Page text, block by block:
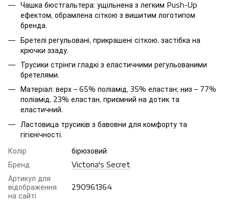
Чашка бюстгальтера: ущільнена з легким Push-Up
ефектом, обрамлена сіткою з вишитим логотипом
бренда.
Бретелі регульовані, прикрашені сіткою, застібка на
крючки ззаду.
Трусики стрінги гладкі з еластичними регульованими
бретелями.
Матеріал: верх – 65% поліамід, 35% еластан; низ – 77%
поліамід, 23% еластан, приємний на дотик та
еластичний.
Ластовица трусиків з бавовни для комфорту та
гігієнічності.
Колір
бірюзовий
Бренд
Victoria's Secret
Артикул для
відображення
на сайті
290961364